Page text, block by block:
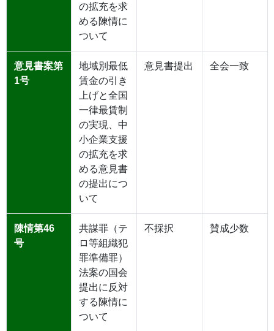
の拡充を求
める陳情に
ついて
意見書案第
1号
地域別最低
賃金の引き
上げと全国
一律最賃制
の実現、中
小企業支援
の拡充を求
める意見書
の提出につ
いて
意見書提出 全会一致
陳情第46
号
共謀罪（テ
ロ等組織犯
罪準備罪）
法案の国会
提出に反対
する陳情に
ついて
不採択 賛成少数